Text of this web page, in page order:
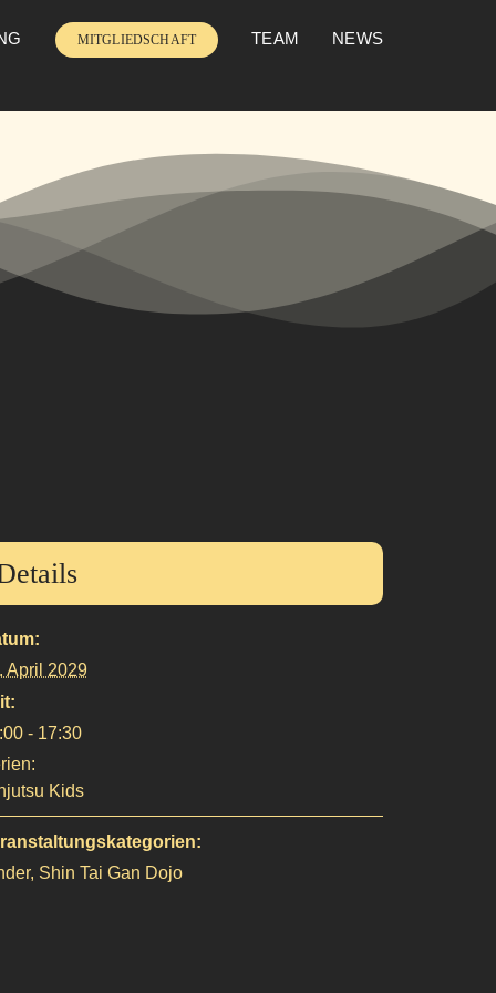
MITGLIEDSCHAFT TEAM NEWS
April 2029
- 17:30
Kids
, Shin Tai Gan Dojo